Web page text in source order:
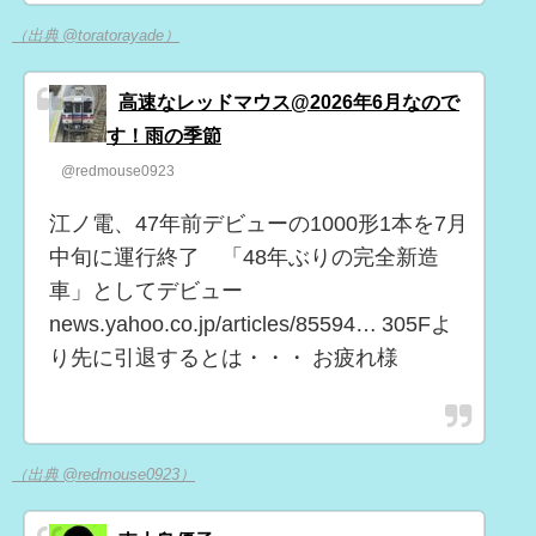
（出典 @toratorayade）
高速なレッドマウス@2026年6月なので
す！雨の季節
@redmouse0923
江ノ電、47年前デビューの1000形1本を7月
中旬に運行終了 「48年ぶりの完全新造
車」としてデビュー
news.yahoo.co.jp/articles/85594… 305Fよ
り先に引退するとは・・・ お疲れ様
（出典 @redmouse0923）